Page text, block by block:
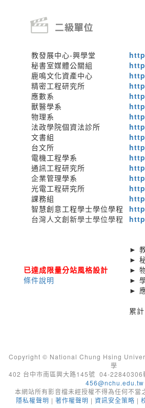
教發展中心-興學堂
秘書室媒體公關組
鹿鳴文化資產中心
精密工程研究所
應數系
獸醫學系
物理系
法政學院個資法診所
文書組
台文所
電機工程學系
通訊工程研究所
企業管理學系
光電工程研究所
課務組
智慧創意工程學士學位學程
台灣人文創新學士學位學程
已達成限量分站風格設計
條件說明
►
►
►
►
►
累
Copyright © National Chung Hsing
學
402 台中市南區興大路145號 04-
456@nchu.edu.tw
本網站所有影音檔未經授權不得為任何不當
隱私權聲明 | 著作權聲明 | 資訊安全策略 |